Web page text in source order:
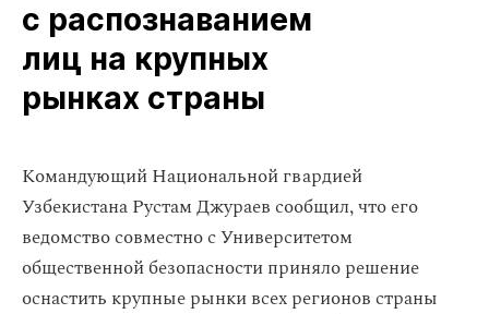
с распознаванием
лиц на крупных
рынках страны
Командующий Национальной гвардией
Узбекистана Рустам Джураев сообщил, что его
ведомство совместно с Университетом
общественной безопасности приняло решение
оснастить крупные рынки всех регионов страны